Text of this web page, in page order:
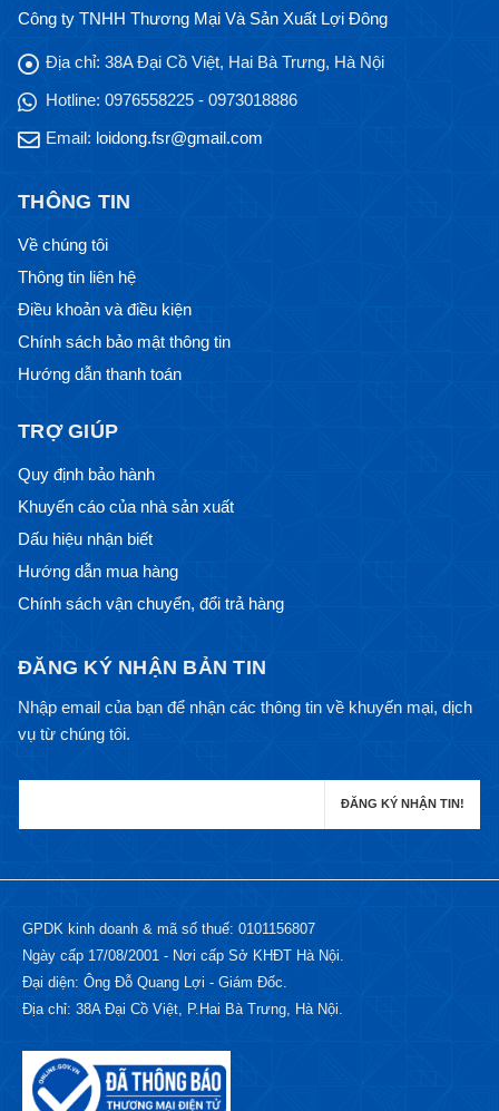
Công ty TNHH Thương Mại Và Sản Xuất Lợi Đông
Địa chỉ: 38A Đại Cồ Việt, Hai Bà Trưng, Hà Nội
Hotline: 0976558225 - 0973018886
Email: loidong.fsr@gmail.com
THÔNG TIN
Về chúng tôi
Thông tin liên hệ
Điều khoản và điều kiện
Chính sách bảo mật thông tin
Hướng dẫn thanh toán
TRỢ GIÚP
Quy định bảo hành
Khuyến cáo của nhà sản xuất
Dấu hiệu nhận biết
Hướng dẫn mua hàng
Chính sách vận chuyển, đổi trả hàng
ĐĂNG KÝ NHẬN BẢN TIN
Nhập email của bạn để nhận các thông tin về khuyến mại, dịch
vụ từ chúng tôi.
GPDK kinh doanh & mã số thuế: 0101156807
Ngày cấp 17/08/2001 - Nơi cấp Sở KHĐT Hà Nội.
Đại diện: Ông Đỗ Quang Lợi - Giám Đốc.
Địa chỉ: 38A Đại Cồ Việt, P.Hai Bà Trưng, Hà Nội.